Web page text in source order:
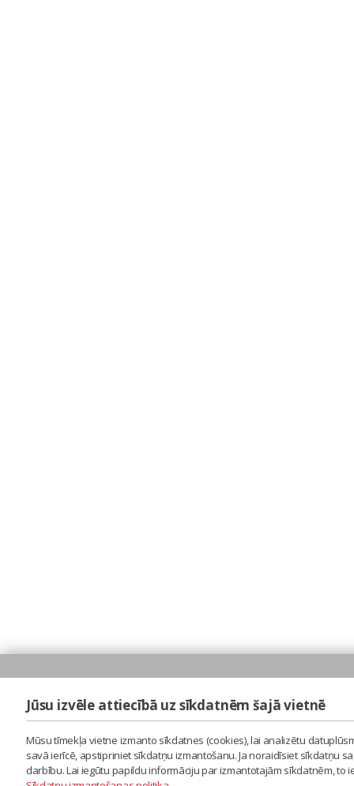
Jūsu izvēle attiecībā uz sīkdatnēm šajā vietnē
Mūsu tīmekļa vietne izmanto sīkdatnes (cookies), lai analizētu
savā ierīcē, apstipriniet sīkdatņu izmantošanu. Ja noraidīsiet sīkdatņu
darbību. Lai iegūtu papildu informāciju par izmantotajām sīkdatnēm,